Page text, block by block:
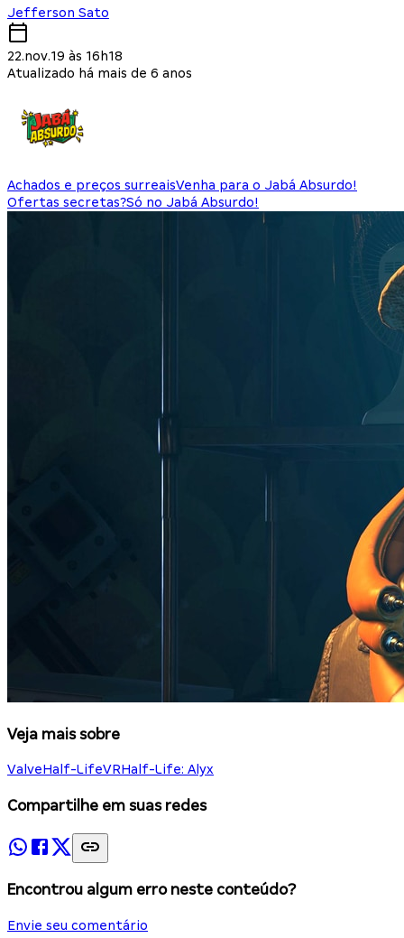
Jefferson Sato
22.nov.19 às 16h18
Atualizado há mais de 6 anos
Achados e preços surreaisVenha para o Jabá Absurdo!
Ofertas secretas?Só no Jabá Absurdo!
Veja mais sobre
ValveHalf-LifeVRHalf-Life: Alyx
Compartilhe em suas redes
Encontrou algum erro neste conteúdo?
Envie seu comentário